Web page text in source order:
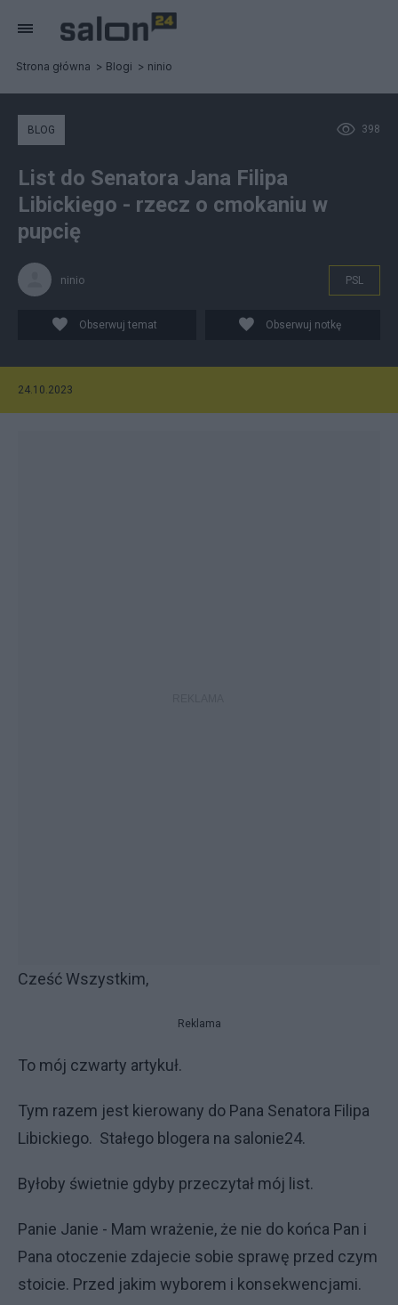
Strona główna Blogi ninio
398
BLOG
List do Senatora Jana Filipa
Libickiego - rzecz o cmokaniu w
pupcię
ninio PSL
Obserwuj temat Obserwuj notkę
24.10.2023
Cześć Wszystkim,
Reklama
To mój czwarty artykuł.
Tym razem jest kierowany do Pana Senatora Filipa
Libickiego. Stałego blogera na salonie24.
Byłoby świetnie gdyby przeczytał mój list.
Panie Janie - Mam wrażenie, że nie do końca Pan i
Pana otoczenie zdajecie sobie sprawę przed czym
stoicie. Przed jakim wyborem i konsekwencjami.